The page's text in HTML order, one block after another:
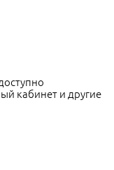
кабинет и другие